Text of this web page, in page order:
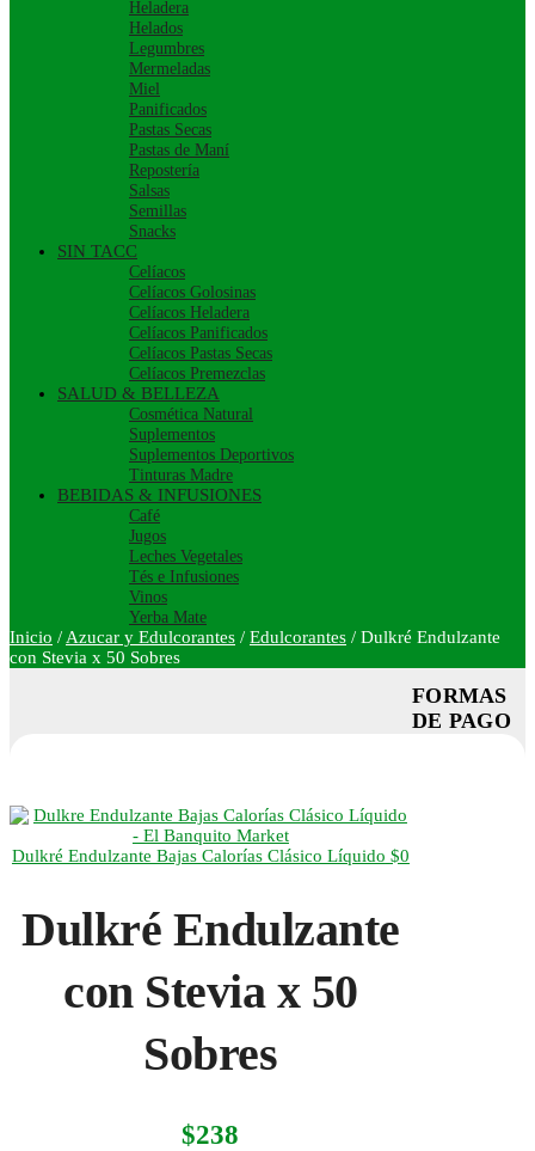
Heladera
Helados
Legumbres
Mermeladas
Miel
Panificados
Pastas Secas
Pastas de Maní
Repostería
Salsas
Semillas
Snacks
SIN TACC
Celíacos
Celíacos Golosinas
Celíacos Heladera
Celíacos Panificados
Celíacos Pastas Secas
Celíacos Premezclas
SALUD & BELLEZA
Cosmética Natural
Suplementos
Suplementos Deportivos
Tinturas Madre
BEBIDAS & INFUSIONES
Café
Jugos
Leches Vegetales
Tés e Infusiones
Vinos
Yerba Mate
Inicio / Azucar y Edulcorantes / Edulcorantes / Dulkré Endulzante
con Stevia x 50 Sobres
Dulkré Endulzante Bajas Calorías Clásico Líquido $0
Dulkré Endulzante
con Stevia x 50
Sobres
$238
FORMAS
DE PAGO